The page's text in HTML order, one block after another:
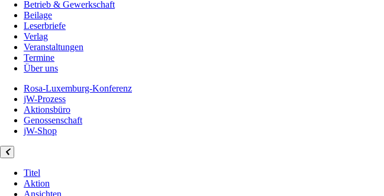
Betrieb & Gewerkschaft
Beilage
Leserbriefe
Verlag
Veranstaltungen
Termine
Über uns
Rosa-Luxemburg-Konferenz
jW-Prozess
Aktionsbüro
Genossenschaft
jW-Shop
Titel
Aktion
Ansichten